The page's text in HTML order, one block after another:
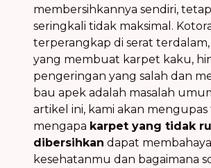
membersihkannya sendiri,
seringkali tidak maksimal.
terperangkap di serat terdalam,
yang membuat karpet kaku,
pengeringan yang salah dan
bau apek adalah masalah
artikel ini, kami akan
mengapa karpet yang tidak
dibersihkan dapat
kesehatanmu dan bagaimana